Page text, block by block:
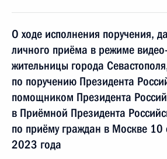
О ходе исполнения поручения,
личного приёма в режиме
жительницы города
по поручению Президента
помощником Президента
в Приёмной Президента
по приёму граждан в Москве 10
2023 года